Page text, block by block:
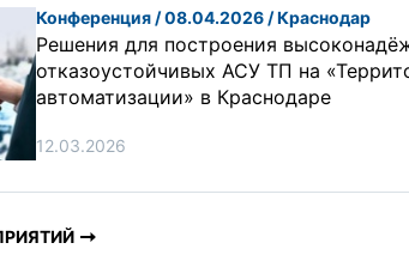
Конференция / 08.04.2026 / Краснодар
Решения для построения
отказоустойчивых АСУ ТП на
автоматизации» в Краснодаре
12.03.2026